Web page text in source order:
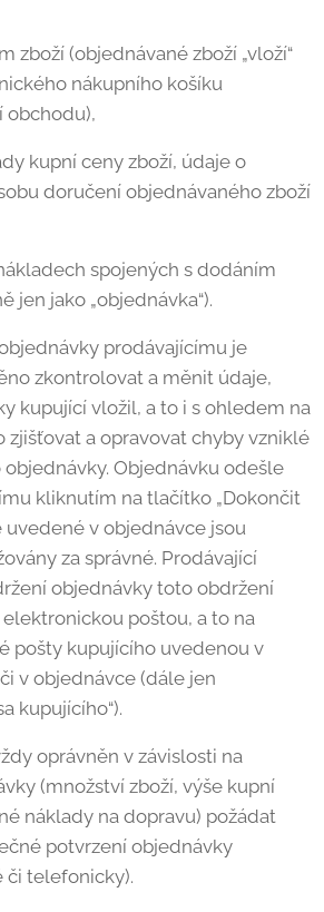
zboží (objednávané zboží „vloží“
nákupního košíku
obchodu),
kupní ceny zboží, údaje o
doručení objednávaného zboží
spojených s dodáním
jen jako „objednávka“).
prodávajícímu je
zkontrolovat a měnit údaje,
kupující vložil, a to i s ohledem na
zjišťovat a opravovat chyby vzniklé
Objednávku odešle
kliknutím na tlačítko „Dokončit
uvedené v objednávce jsou
za správné. Prodávající
objednávky toto obdržení
poštou, a to na
pošty kupujícího uvedenou v
v objednávce (dále jen
kupujícího“).
oprávněn v závislosti na
(množství zboží, výše kupní
náklady na dopravu) požádat
potvrzení objednávky
či telefonicky).